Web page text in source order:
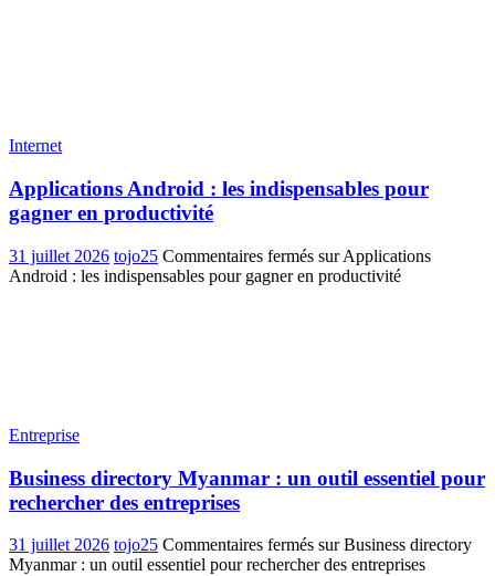
Internet
Applications Android : les indispensables pour
gagner en productivité
31 juillet 2026 tojo25 Commentaires fermés sur Applications
Android : les indispensables pour gagner en productivité
Entreprise
Business directory Myanmar : un outil essentiel pour
rechercher des entreprises
31 juillet 2026 tojo25 Commentaires fermés sur Business directory
Myanmar : un outil essentiel pour rechercher des entreprises